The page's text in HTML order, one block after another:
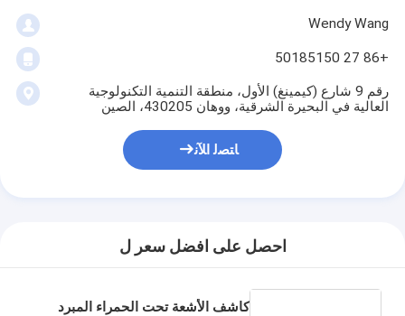
Wendy Wang
+86 27 50185150
رقم 9 شارع (كيمينغ) الأول، منطقة التنمية التكنولوجية
العالية في البحيرة الشرقية، ووهان 430205، الصين
ﺎﺘﺼﻟ ﺍﻶﻧ
احصل على افضل سعر ل
كاشف الأشعة تحت الحمراء المبرد